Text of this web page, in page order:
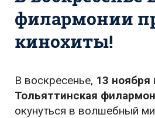
Набережная Тольятти
Неделя Тольятти
филармонии
кинохиты!
В воскресенье, 13 ноября
Тольяттинская
окунуться в волшебный